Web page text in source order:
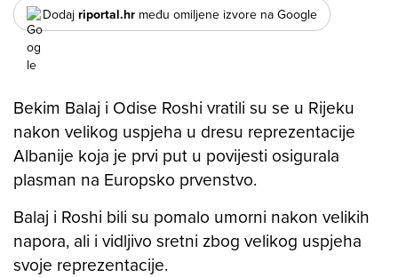
Dodaj riportal.hr među omiljene izvore na Google
Bekim Balaj i Odise Roshi vratili su se u Rijeku
nakon velikog uspjeha u dresu reprezentacije
Albanije koja je prvi put u povijesti osigurala
plasman na Europsko prvenstvo.
Balaj i Roshi bili su pomalo umorni nakon velikih
napora, ali i vidljivo sretni zbog velikog uspjeha
svoje reprezentacije.